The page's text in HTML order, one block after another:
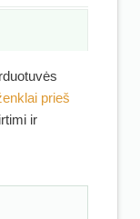
prieš
ir